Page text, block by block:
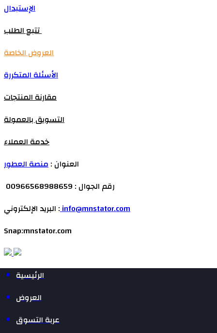
الإستبدال
تتبع الطلب
العروض الخاصة
الأسئلة المتكررة
مقارنة المنتجات
التسويق بالعمولة
خدمة العملاء
العنوان :منصة العطور
رقم الجوال : 00966568988659
البريد الإلكتروني :info@mnstator.com
Snap:mnstator.com
الرئيسية
العروض
عربة التسوق